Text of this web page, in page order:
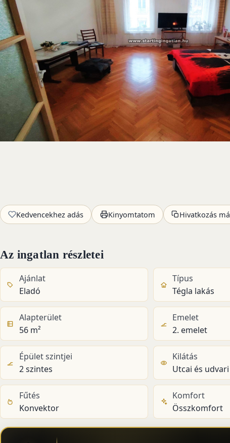
Kedvencekhez adás Kinyomtatom Hivatkozás
Az ingatlan részletei
Ajánlat
Eladó
Típus
Tégla lakás
Alapterület
56 m²
Emelet
2. emelet
Épület szintjei
2 szintes
Kilátás
Utcai és udvari
Fűtés
Konvektor
Komfort
Összkomfort